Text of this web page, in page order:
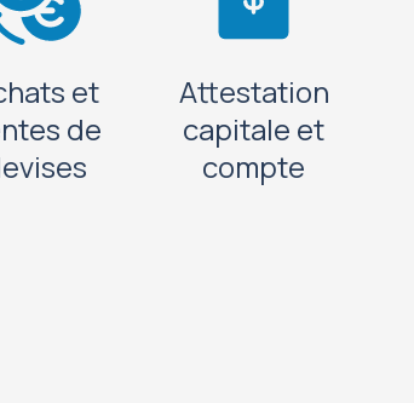
et
de
Attestation
capitale et
compte